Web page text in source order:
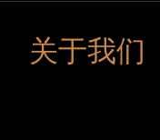
关于我们